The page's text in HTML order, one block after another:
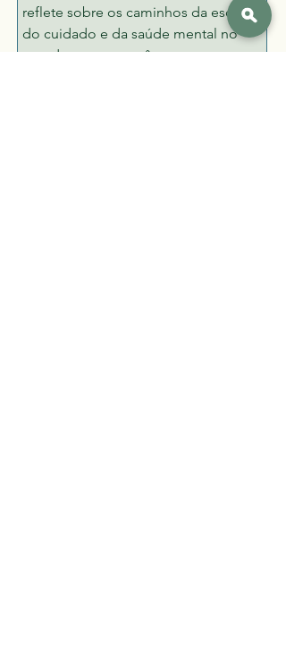
reflete sobre os caminhos da escuta,
do cuidado e da saúde mental no
mundo contemporâneo.